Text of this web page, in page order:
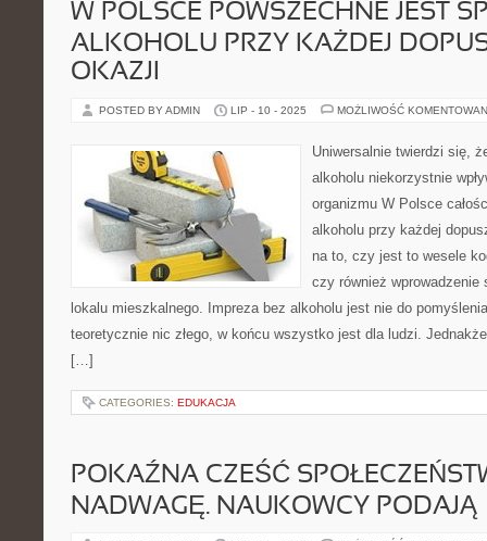
W POLSCE POWSZECHNE JEST
ALKOHOLU PRZY KAŻDEJ
OKAZJI
POSTED BY ADMIN LIP - 10 - 2025 MOŻLIWOŚĆ
Uniwersalnie twierdzi się,
alkoholu niekorzystnie
organizmu W Polsce
alkoholu przy każdej
na to, czy jest to wesele
czy również wprowadzenie
lokalu mieszkalnego. Impreza bez alkoholu jest nie do
teoretycznie nic złego, w końcu wszystko jest dla ludzi.
[…]
CATEGORIES: EDUKACJA
POKAŹNA CZEŚĆ
NADWAGĘ. NAUKOWCY PODAJĄ